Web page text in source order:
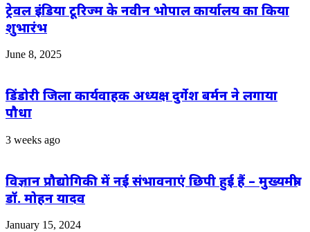
ट्रेवल इंडिया टूरिज्म के नवीन भोपाल कार्यालय का किया
शुभारंभ
June 8, 2025
डिंडोरी जिला कार्यवाहक अध्यक्ष दुर्गेश बर्मन ने लगाया
पौधा
3 weeks ago
विज्ञान प्रौद्योगिकी में नई संभावनाएं छिपी हुई हैं – मुख्यमंत्री
डॉ. मोहन यादव
January 15, 2024